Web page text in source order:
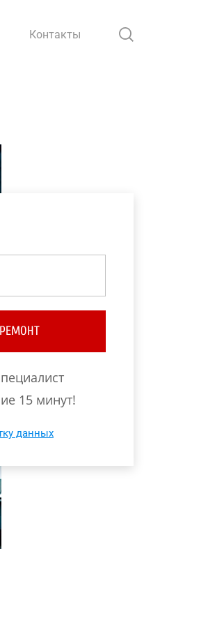
Контакты
15 минут!
данных